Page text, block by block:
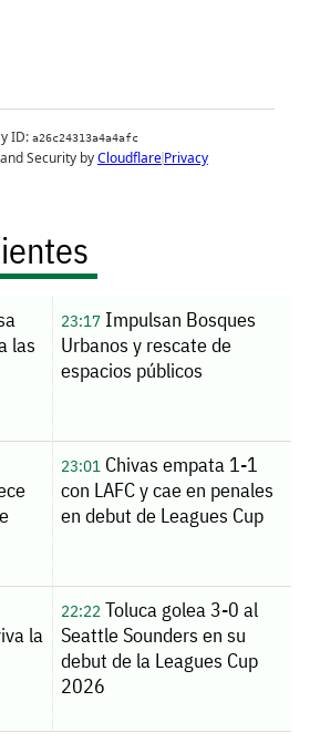
las
23:17Impulsan Bosques
Urbanos y rescate de
espacios públicos
23:01Chivas empata 1-1
con LAFC y cae en penales
en debut de Leagues Cup
la
22:22Toluca golea 3-0 al
Seattle Sounders en su
debut de la Leagues Cup
2026